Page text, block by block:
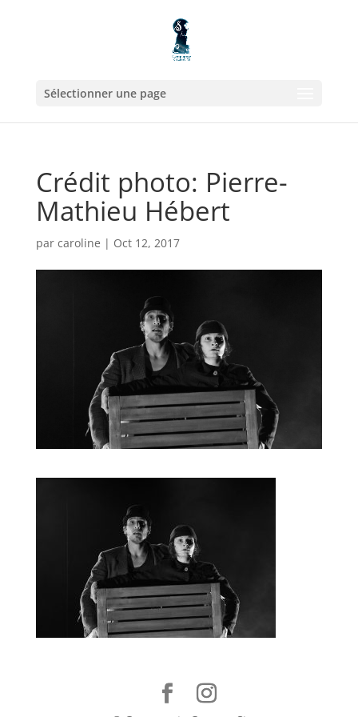
Sélectionner une page
Crédit photo: Pierre-
Mathieu Hébert
par caroline | Oct 12, 2017